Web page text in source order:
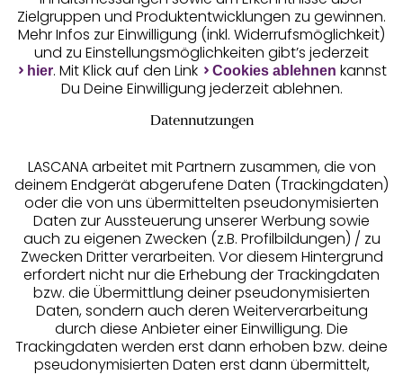
Unsere Apps
Services
Beratung
Zielgruppen und Produktentwicklungen zu gewinnen.
Mehr Infos zur Einwilligung (inkl. Widerrufsmöglichkeit)
und zu Einstellungsmöglichkeiten gibt’s jederzeit
hier. Mit Klick auf den Link Cookies ablehnen kannst
Du Deine Einwilligung jederzeit ablehnen.
Datennutzungen
LASCANA arbeitet mit Partnern zusammen, die von
deinem Endgerät abgerufene Daten (Trackingdaten)
oder die von uns übermittelten pseudonymisierten
Daten zur Aussteuerung unserer Werbung sowie
auch zu eigenen Zwecken (z.B. Profilbildungen) / zu
Zwecken Dritter verarbeiten. Vor diesem Hintergrund
erfordert nicht nur die Erhebung der Trackingdaten
bzw. die Übermittlung deiner pseudonymisierten
Daten, sondern auch deren Weiterverarbeitung
durch diese Anbieter einer Einwilligung. Die
Trackingdaten werden erst dann erhoben bzw. deine
pseudonymisierten Daten erst dann übermittelt,